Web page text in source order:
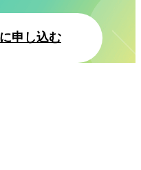
申し込む